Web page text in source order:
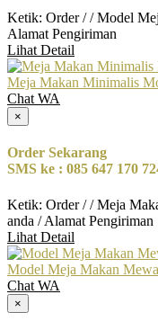
Ketik: Order / / Model
Alamat Pengiriman
Lihat Detail
Meja Makan Minimalis
Chat WA
×
Order Sekarang
SMS ke : 085 647 170
Ketik: Order / / Meja
anda / Alamat Pengiriman
Lihat Detail
Model Meja Makan
Chat WA
×